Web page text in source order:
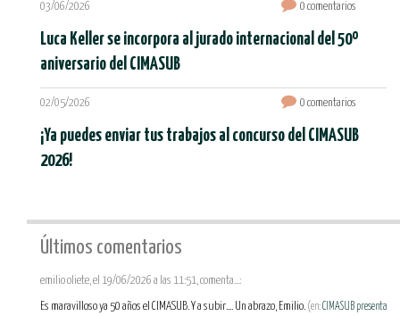
03/06/2026 0 comentarios
Luca Keller se incorpora al jurado internacional del 50º
aniversario del CIMASUB
02/05/2026 0 comentarios
¡Ya puedes enviar tus trabajos al concurso del CIMASUB
2026!
Últimos comentarios
emilio oliete, el 19/06/2026 a las 11:51, comenta...:
Es maravilloso ya 50 años el CIMASUB. Y a subir.... Un abrazo, Emilio. (en:CIMASUB presenta